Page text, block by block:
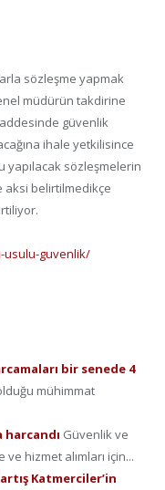
sözleşme yapmak
müdürün takdirine
güvenlik
ihale yetkilisince
yapılacak sözleşmelerin
belirtilmedikçe
guvenlik/
bir senede 4
mühimmat
harcandı Güvenlik ve
hizmet alımları için...
Katmerciler’in